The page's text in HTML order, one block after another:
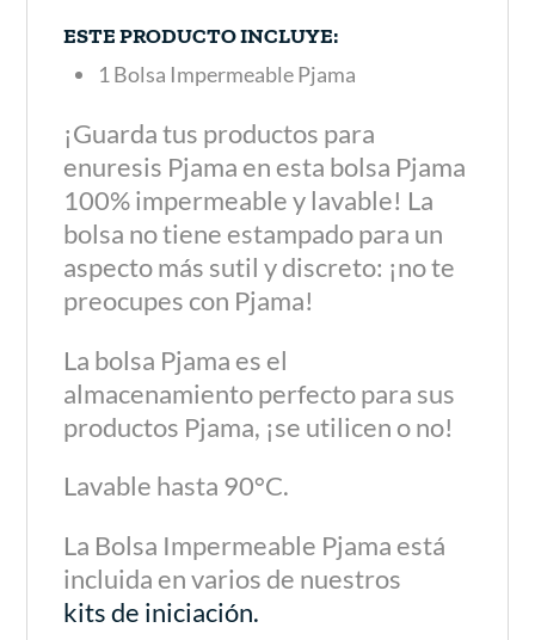
ESTE PRODUCTO INCLUYE:
1 Bolsa Impermeable Pjama
¡Guarda tus productos para
enuresis Pjama en esta bolsa Pjama
100% impermeable y lavable! La
bolsa no tiene estampado para un
aspecto más sutil y discreto: ¡no te
preocupes con Pjama!
La bolsa Pjama es el
almacenamiento perfecto para sus
productos Pjama, ¡se utilicen o no!
Lavable hasta 90°C.
La Bolsa Impermeable Pjama está
incluida en varios de nuestros
kits de iniciación.